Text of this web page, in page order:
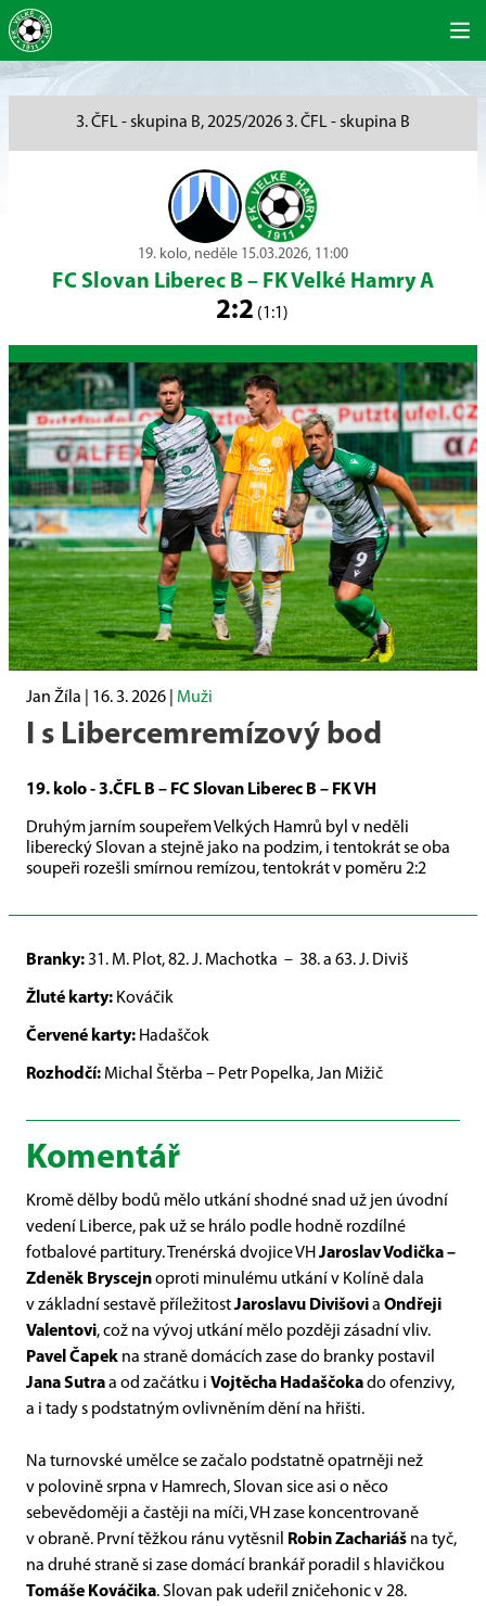
3. ČFL - skupina B, 2025/2026 3. ČFL - skupina B
19. kolo, neděle 15.03.2026, 11:00
FC Slovan Liberec B – FK Velké Hamry A
2:2 (1:1)
Jan Žíla | 16. 3. 2026 Muži
I s Libercemremízový bod
19. kolo - 3.ČFL B – FC Slovan Liberec B – FK VH
Druhým jarním soupeřem Velkých Hamrů byl v neděli
liberecký Slovan a stejně jako na podzim, i tentokrát se oba
soupeři rozešli smírnou remízou, tentokrát v poměru 2:2
Branky:31. M. Plot, 82. J. Machotka – 38. a 63. J. Diviš
Žluté karty: Kováčik
Červené karty: Hadaščok
Rozhodčí: Michal Štěrba – Petr Popelka, Jan Mižič
Komentář
Kromě dělby bodů mělo utkání shodné snad už jen úvodní
vedení Liberce, pak už se hrálo podle hodně rozdílné
fotbalové partitury. Trenérská dvojice VHJaroslav Vodička –
Zdeněk Bryscejnoproti minulému utkání v Kolíně dala
v základní sestavě příležitostJaroslavu Divišovia Ondřeji
Valentovi, což na vývoj utkání mělo později zásadní vliv.
Pavel Čapek na straně domácích zase do branky postavil
Jana Sutraa od začátku i Vojtěcha Hadaščokado ofenzivy,
a i tady s podstatným ovlivněním dění na hřišti.
Na turnovské umělce se začalo podstatně opatrněji než
v polovině srpna v Hamrech, Slovan sice asi o něco
sebevědoměji a častěji na míči, VH zase koncentrovaně
v obraně. První těžkou ránu vytěsnil Robin Zachariáš na tyč,
na druhé straně si zase domácí brankář poradil s hlavičkou
Tomáše Kováčika. Slovan pak udeřil zničehonic v 28.